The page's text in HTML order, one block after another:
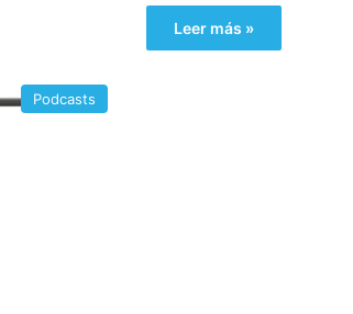
Podcasts
Leer más »